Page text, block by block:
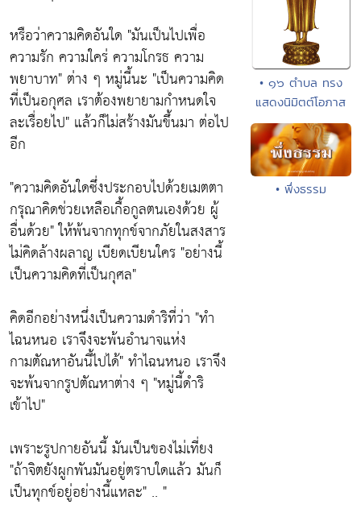
หรือว่าความคิดอันใด "มันเป็นไปเพื่อ
ความรัก ความใคร่ ความโกรธ ความ
พยาบาท" ต่าง ๆ หมู่นี้นะ "เป็นความคิด
ที่เป็นอกุศล เราต้องพยายามกำหนดใจ
ละเรื่อยไป" แล้วก็ไม่สร้างมันขึ้นมา ต่อไป
อีก
"ความคิดอันใดซึ่งประกอบไปด้วยเมตตา
กรุณาคิดช่วยเหลือเกื้อกูลตนเองด้วย ผู้
อื่นด้วย" ให้พ้นจากทุกข์จากภัยในสงสาร
ไม่คิดล้างผลาญ เบียดเบียนใคร "อย่างนี้
เป็นความคิดที่เป็นกุศล"
คิดอีกอย่างหนึ่งเป็นความดำริที่ว่า "ทำ
ไฉนหนอ เราจึงจะพ้นอำนาจแห่ง
กามตัณหาอันนี้ไปได้" ทำไฉนหนอ เราจึง
จะพ้นจากรูปตัณหาต่าง ๆ "หมู่นี้ดำริ
เข้าไป"
เพราะรูปกายอันนี้ มันเป็นของไม่เที่ยง
"ถ้าจิตยังผูกพันมันอยู่ตราบใดแล้ว มันก็
เป็นทุกข์อยู่อย่างนี้แหละ" .. "
• ๑๖ ตำบล ทรง
แสดงนิมิตต์โอภาส
• พึ่งธรรม